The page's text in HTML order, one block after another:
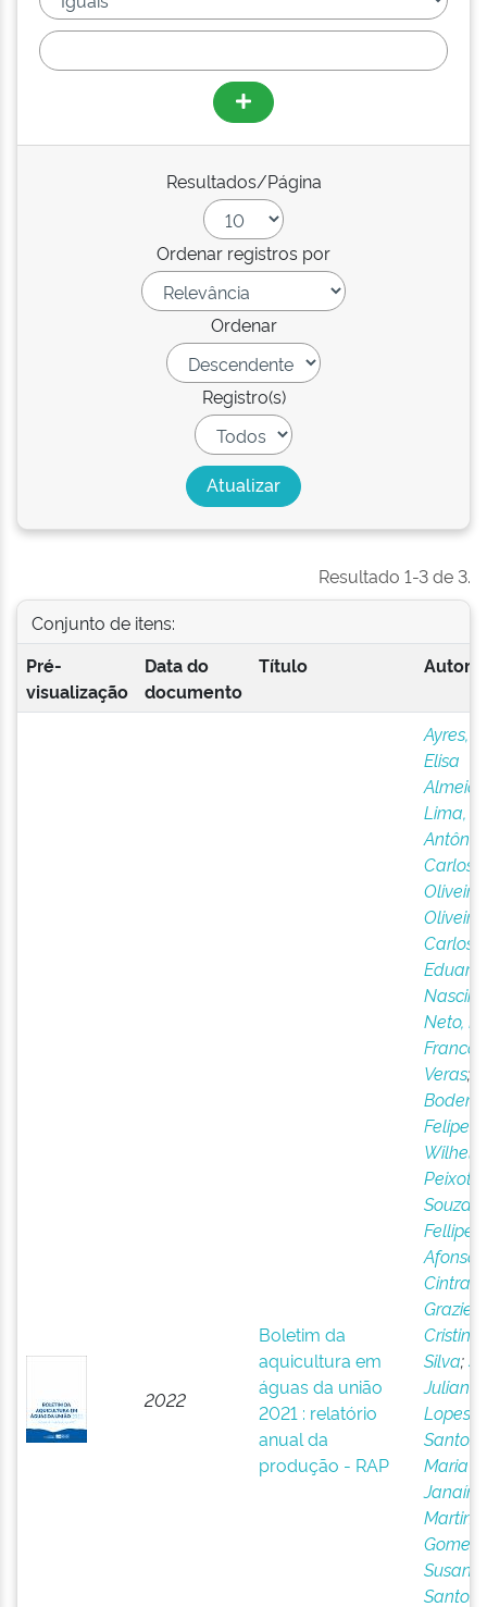
Resultados/Página
Ordenar registros por
Ordenar
Registro(s)
Resultado 1-3 de 3.
Conjunto de itens:
Pré-
visualização
Data do
documento
Título
2022
Boletim da
aquicultura em
águas da união
2021 : relatório
anual da
produção - RAP
Ayres,
Elisa
Lima,
Antônio
Carlos
Oliveira
Oliveira,
Carlos
Neto,
Franco
Veras;
Bodens,
Felipe
Wilhelm
Peixoto
Souza,
Fellipe
Afonso
Cintra,
Cristine
Silva;
Juliana
Lopes
Santos,
Maria
Janaína
Martins
Gomes,
Susana
Santos